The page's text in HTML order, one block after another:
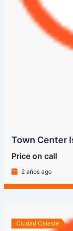
Town Center
Price on call
2 años ago
Ciudad Celeste